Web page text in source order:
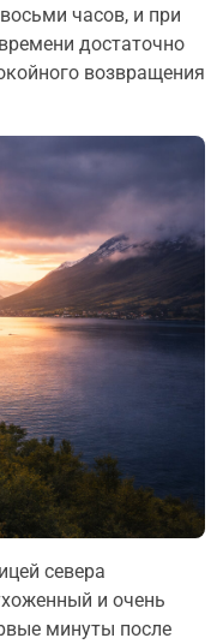
часов, и при
достаточно
возвращения
севера
и очень
минуты после